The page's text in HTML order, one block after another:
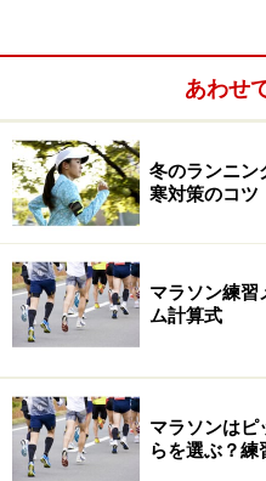
この新田さんが開発した
「リラクサイズ」。「リ
ション」と「エクササイ
させて柔軟性を増しつつ
アップするという方法です
もない、痛くない、辛くな
ねぇ。「そういうのって好
マラソンに引き続き、東
るオールアバウトのスポ
あわせ
冬のランニン
寒対策のコツ
マラソン練習
ム計算式
マラソンはピ
らを選ぶ？練